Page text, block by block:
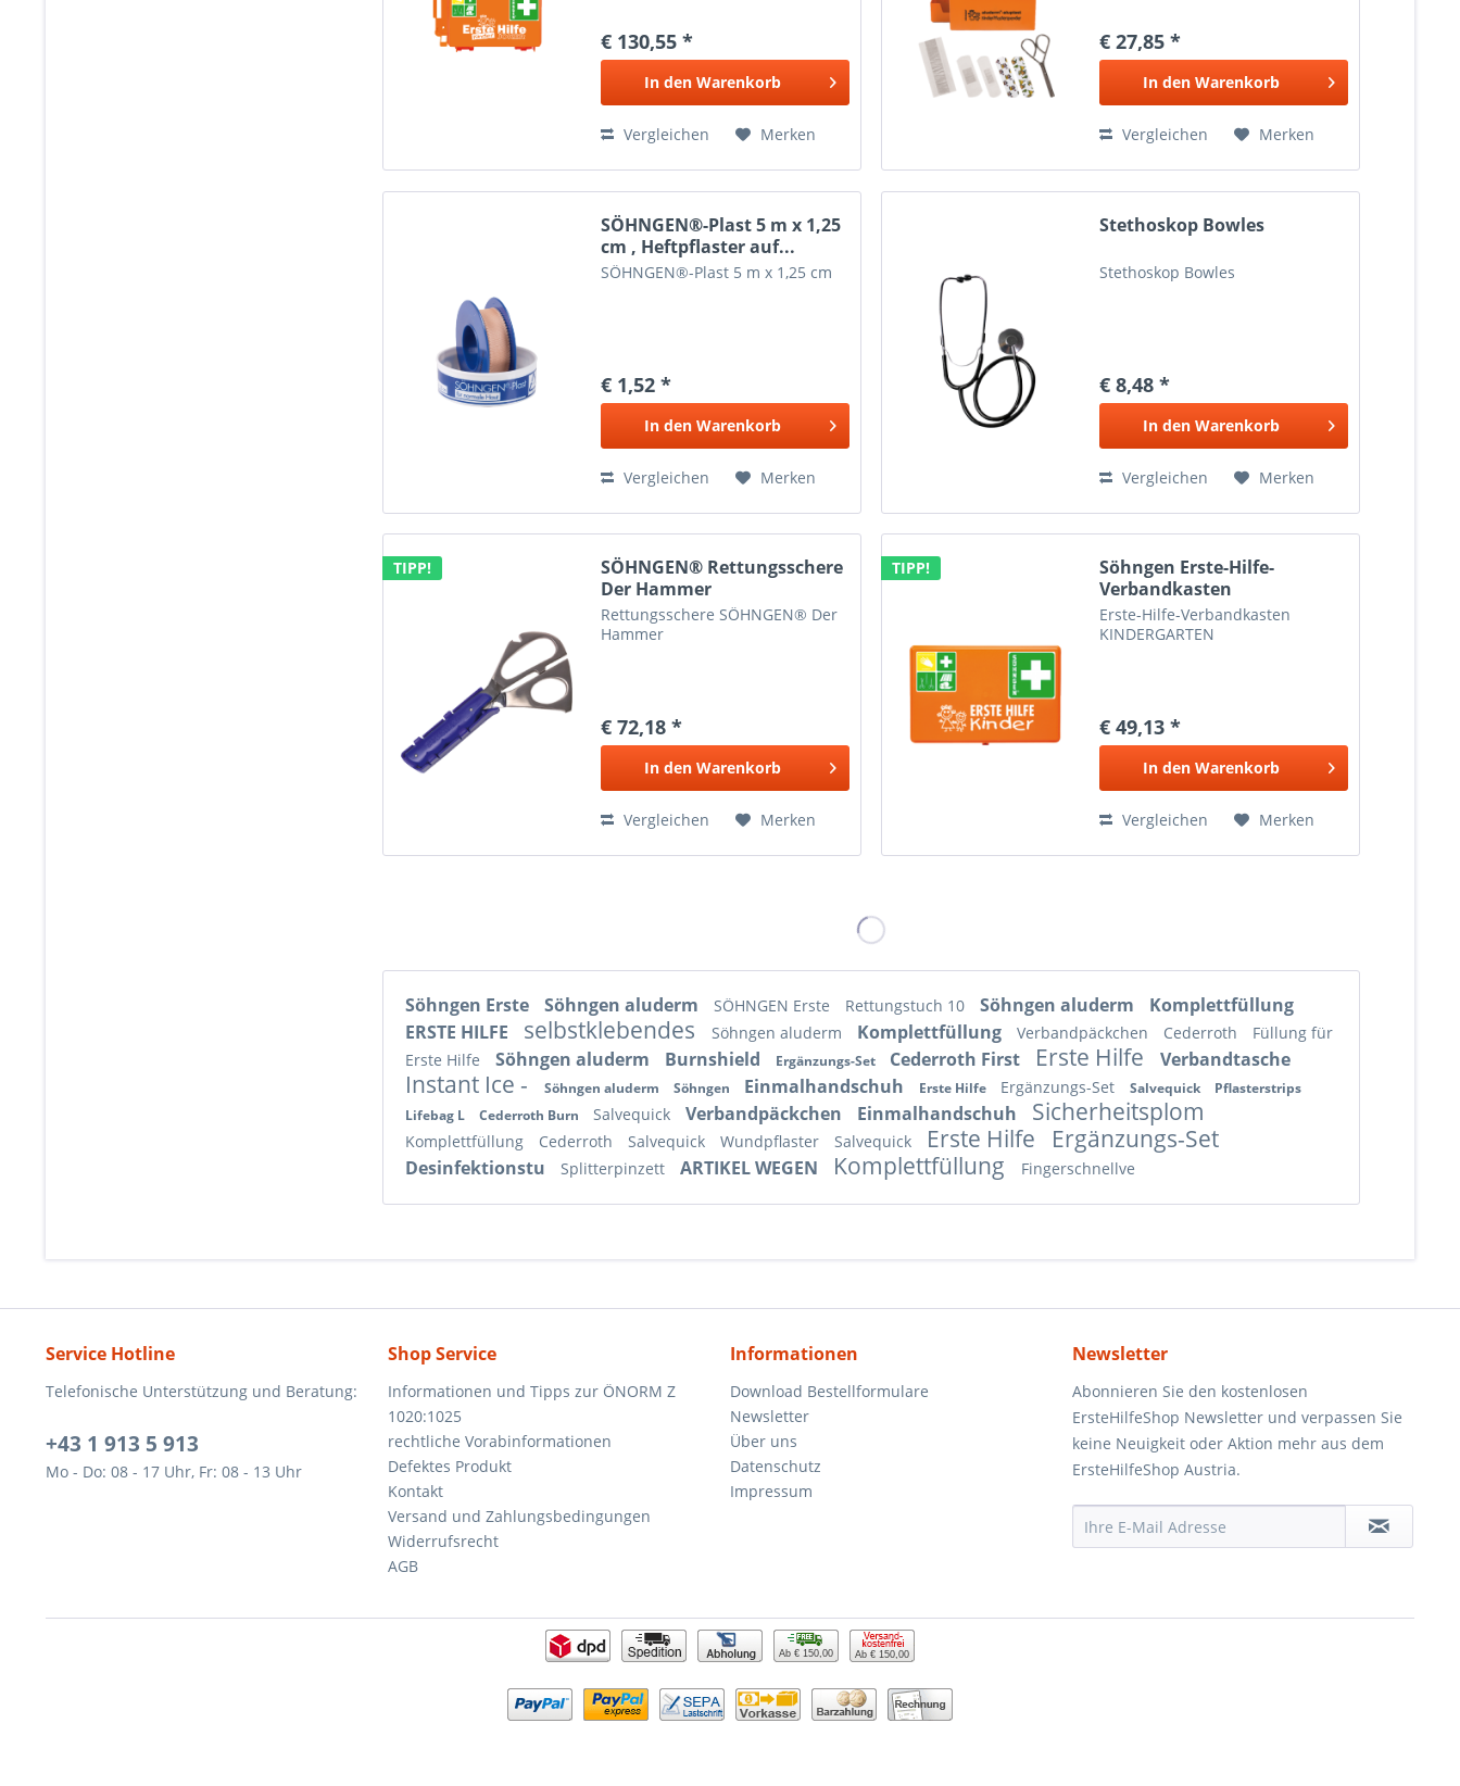
€ 130,55 *
In den Warenkorb
Vergleichen Merken
€ 27,85 *
In den Warenkorb
Vergleichen Merken
SÖHNGEN®-Plast 5 m x 1,25
cm , Heftpflaster auf...
SÖHNGEN®-Plast 5 m x 1,25 cm
€ 1,52 *
In den Warenkorb
Vergleichen Merken
Stethoskop Bowles
Stethoskop Bowles
€ 8,48 *
In den Warenkorb
Vergleichen Merken
TIPP!
SÖHNGEN® Rettungsschere
Der Hammer
Rettungsschere SÖHNGEN® Der
Hammer
€ 72,18 *
In den Warenkorb
Vergleichen Merken
TIPP!
Söhngen Erste-Hilfe-
Verbandkasten
KINDERGARTEN
Erste-Hilfe-Verbandkasten
KINDERGARTEN
€ 49,13 *
In den Warenkorb
Vergleichen Merken
Söhngen Erste Söhngen aluderm SÖHNGEN Erste Rettungstuch 10 Söhngen aluderm
Komplettfüllung
ERSTE HILFE
selbstklebendes Söhngen aluderm Komplettfüllung Verbandpäckchen Cederroth
Füllung für
Erste Hilfe
Söhngen aluderm Burnshield Ergänzungs-Set Cederroth First Erste Hilfe Verbandtasche
Instant Ice - Söhngen aluderm Söhngen Einmalhandschuh Erste Hilfe Ergänzungs-Set Salvequick
Pflasterstrips
Lifebag L
Cederroth Burn Salvequick Verbandpäckchen Einmalhandschuh Sicherheitsplom
Komplettfüllung Cederroth Salvequick Wundpflaster Salvequick Erste Hilfe Ergänzungs-Set
Desinfektionstu Splitterpinzett ARTIKEL WEGEN Komplettfüllung Fingerschnellve
Service Hotline
Telefonische Unterstützung und Beratung:
+43 1 913 5 913
Mo - Do: 08 - 17 Uhr, Fr: 08 - 13 Uhr
Shop Service
Informationen und Tipps zur ÖNORM Z
1020:1025
rechtliche Vorabinformationen
Defektes Produkt
Kontakt
Versand und Zahlungsbedingungen
Widerrufsrecht
AGB
Informationen
Download Bestellformulare
Newsletter
Über uns
Datenschutz
Impressum
Newsletter
Abonnieren Sie den kostenlosen
ErsteHilfeShop Newsletter und verpassen Sie
keine Neuigkeit oder Aktion mehr aus dem
ErsteHilfeShop Austria.
Ab € 150,00 Ab € 150,00